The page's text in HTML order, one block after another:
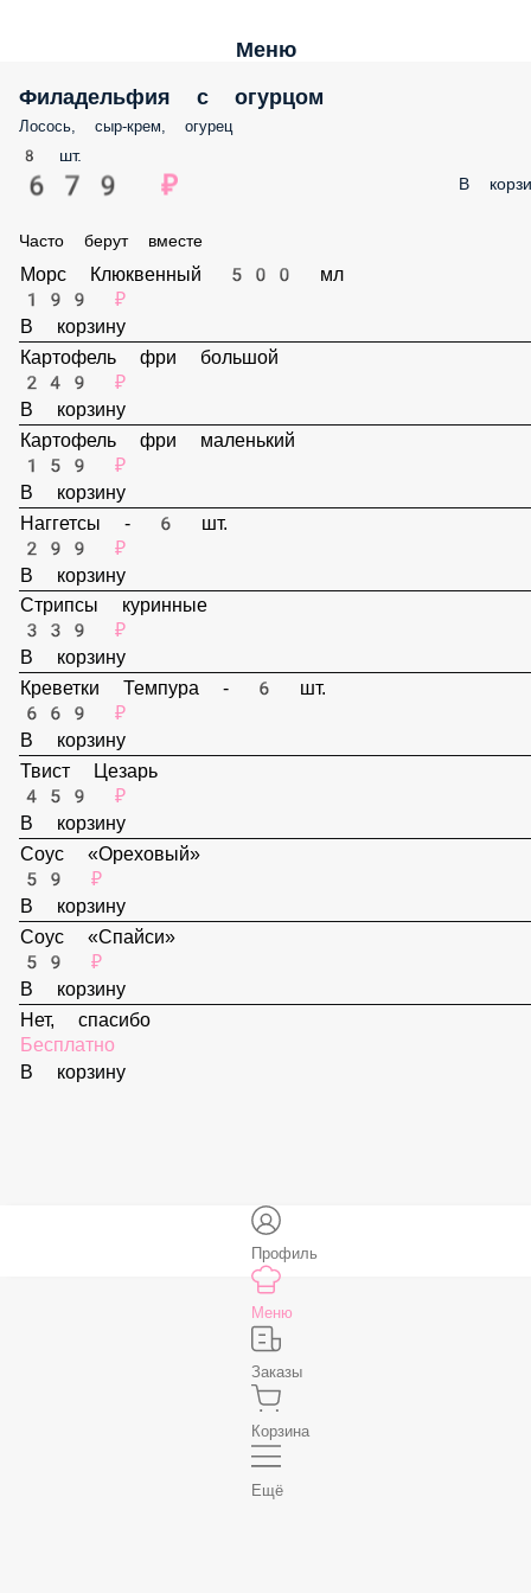
Меню
Филадельфия с огурцом
Лосось, сыр-крем, огурец
8 шт.
679 ₽ В
Часто берут вместе
Морс Клюквенный 500 мл
199 ₽
В корзину
Картофель фри большой
249 ₽
В корзину
Картофель фри маленький
159 ₽
В корзину
Наггетсы - 6 шт.
299 ₽
В корзину
Стрипсы куринные
339 ₽
В корзину
Креветки Темпура - 6 шт.
669 ₽
В корзину
Твист Цезарь
459 ₽
В корзину
Соус «Ореховый»
59 ₽
В корзину
Профиль
Меню